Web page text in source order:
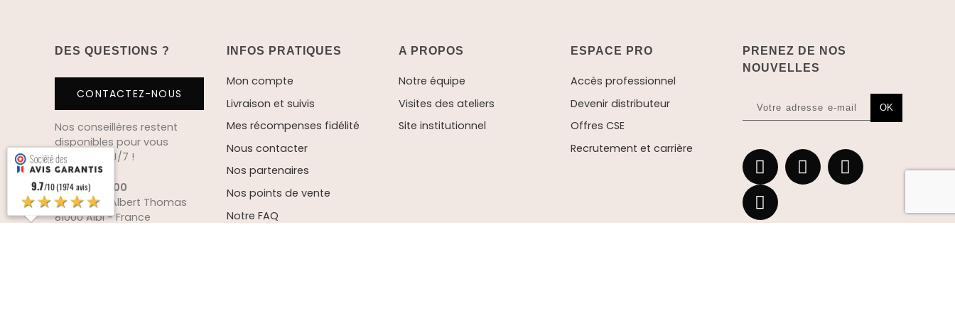
DES QUESTIONS ?
CONTACTEZ-NOUS
Nos conseillères restent
disponibles pour vous
répondre 6J/7 !
05 63 60 71 00
112 Avenue Albert Thomas
81000 Albi - France
INFOS PRATIQUES
Mon compte
Livraison et suivis
Mes récompenses fidélité
Nous contacter
Nos partenaires
Nos points de vente
Notre FAQ
A PROPOS
Notre équipe
Visites des ateliers
Site institutionnel
ESPACE PRO
Accès professionnel
Devenir distributeur
Offres CSE
Recrutement et carrière
PRENEZ DE NOS
NOUVELLES
OK
9.7/10 (1974 avis)
★★★★★